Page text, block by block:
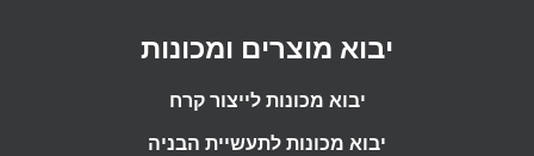
יבוא מוצרים ומכונות
יבוא מכונות לייצור קרח
יבוא מכונות לתעשיית הבניה